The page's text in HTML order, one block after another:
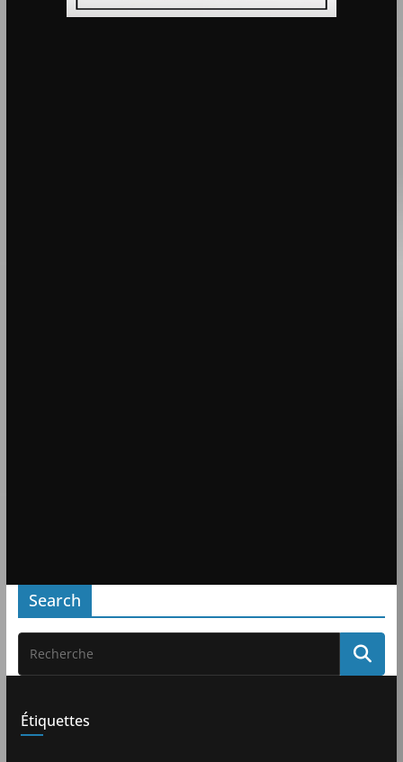
Search
Étiquettes